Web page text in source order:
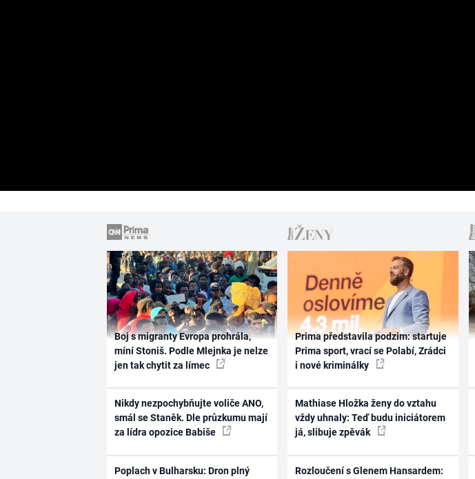
Boj s migranty Evropa prohrála,
míní Stoniš. Podle Mlejnka je nelze
jen tak chytit za límec
Nikdy nezpochybňujte voliče ANO,
smál se Staněk. Dle průzkumu mají
za lídra opozice Babiše
Poplach v Bulharsku: Dron plný
Prima představila podzim: startuje
Prima sport, vrací se Polabí, Zrádci
i nové kriminálky
Mathiase Hložka ženy do vztahu
vždy uhnaly: Teď budu iniciátorem
já, slibuje zpěvák
Rozloučení s Glenem Hansardem: